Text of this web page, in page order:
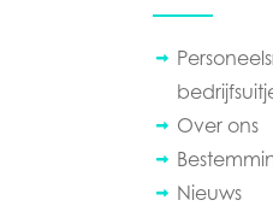
Over ons
Nieuws